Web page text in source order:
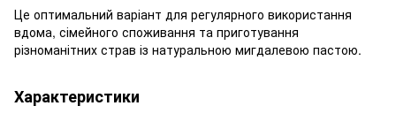
Це оптимальний варіант для регулярного використання
вдома, сімейного споживання та приготування
різноманітних страв із натуральною мигдалевою пастою.
Характеристики